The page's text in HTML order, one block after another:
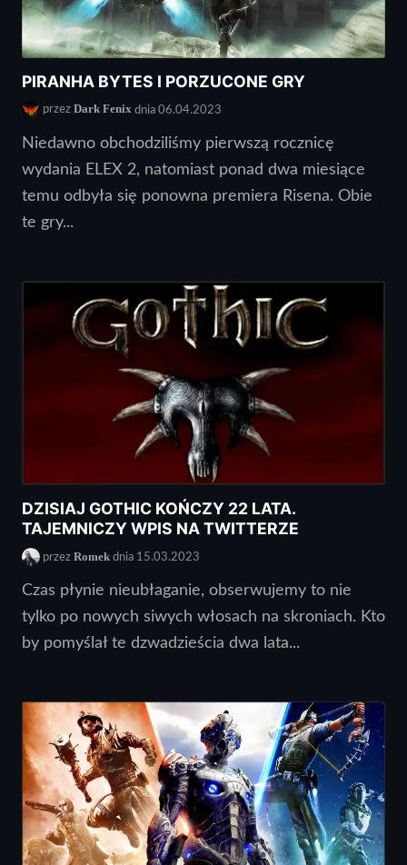
PIRANHA BYTES I PORZUCONE GRY
przez Dark Fenix dnia 06.04.2023
Niedawno obchodziliśmy pierwszą rocznicę
wydania ELEX 2, natomiast ponad dwa miesiące
temu odbyła się ponowna premiera Risena. Obie
te gry...
DZISIAJ GOTHIC KOŃCZY 22 LATA.
TAJEMNICZY WPIS NA TWITTERZE
przez Romek dnia 15.03.2023
Czas płynie nieubłaganie, obserwujemy to nie
tylko po nowych siwych włosach na skroniach. Kto
by pomyślał te dzwadzieścia dwa lata...